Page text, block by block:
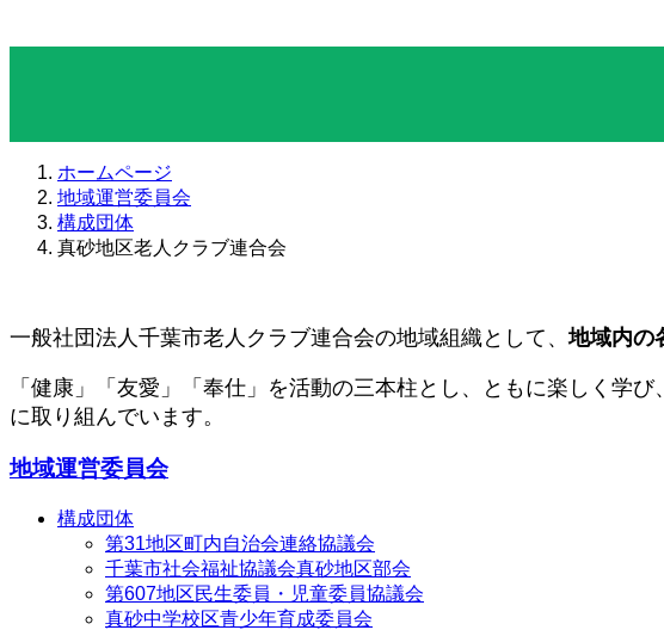
ホームページ
地域運営委員会
構成団体
真砂地区老人クラブ連合会
一般社団法人千葉市老人クラブ連合会の地域組織として、地域内の
「健康」「友愛」「奉仕」を活動の三本柱とし、ともに楽しく学
に取り組んでいます。
地域運営委員会
構成団体
第31地区町内自治会連絡協議会
千葉市社会福祉協議会真砂地区部会
第607地区民生委員・児童委員協議会
真砂中学校区青少年育成委員会